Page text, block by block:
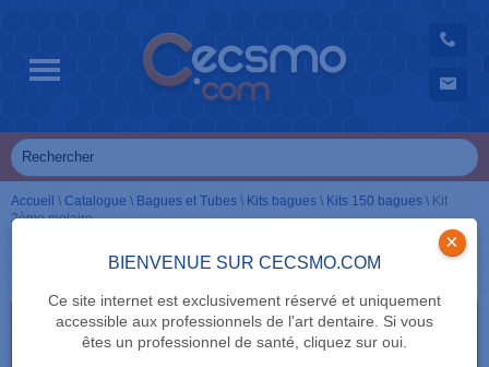
BIENVENUE SUR CECSMO.COM
Ce site internet est exclusivement réservé et uniquement
accessible aux professionnels de l'art dentaire. Si vous
êtes un professionnel de santé, cliquez sur oui.
×
Accueil \ Catalogue \ Bagues et Tubes \ Kits bagues \ Kits 150 bagues \ Kit
2ème molaire
Kit 2ème molaire
Sélectionnez vos critères de recherche en cliquant